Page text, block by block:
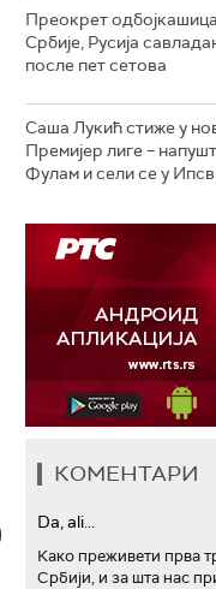
Преокрет одбојкашица
Србије, Русија
после пет сетова
Саша Лукић стиже у
Премијер лиге –
Фулам и сели се у
КОМЕНТАРИ
Da, ali...
Како преживети прва
Србији, и за шта нас